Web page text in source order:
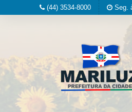
(44) 3534-8000 Seg.